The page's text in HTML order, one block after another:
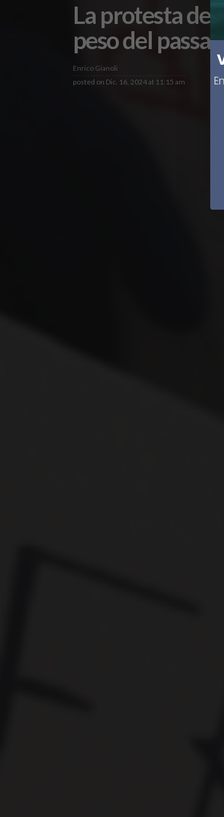
La protesta
peso del
Enrico Gianoli
posted on Dic. 16, 2024 at 11:15 am